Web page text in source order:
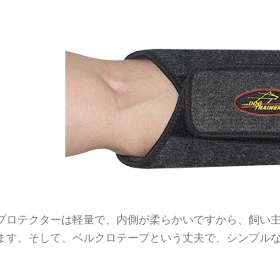
ロテクターは軽量で、内側が柔らかいですから、飼
す。そして、ベルクロテープという丈夫で、シンプル